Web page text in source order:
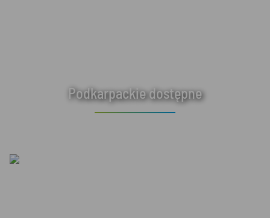
Podkarpackie dostępne